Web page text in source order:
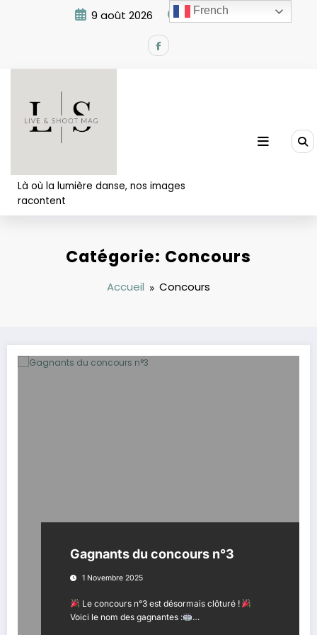
9 août 2026 9:20:24 AM
Là où la lumière danse, nos images
racontent
Catégorie: Concours
Accueil Concours
Gagnants du concours n°3
1 Novembre 2025
Le concours n°3 est désormais clôturé !
Voici le nom des gagnantes :
…
French